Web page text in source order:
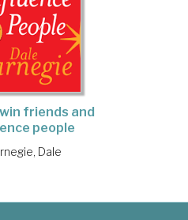
friends and
people
Dale